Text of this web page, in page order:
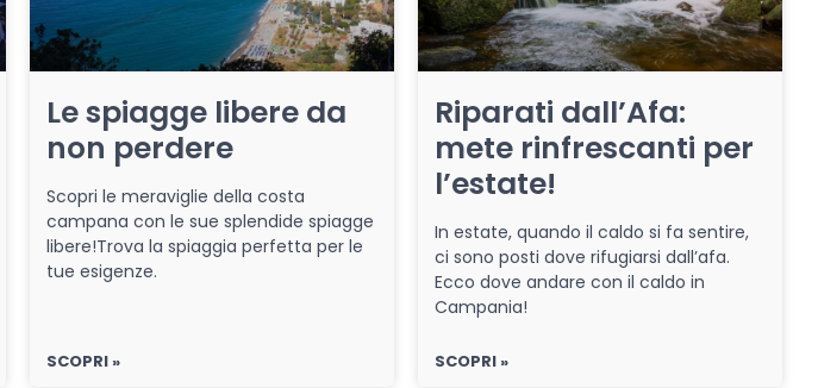
Le spiagge libere da
non perdere
Scopri le meraviglie della costa
campana con le sue splendide spiagge
libere!Trova la spiaggia perfetta per le
tue esigenze.
SCOPRI »
Riparati dall’Afa:
mete rinfrescanti per
l’estate!
In estate, quando il caldo si fa sentire,
ci sono posti dove rifugiarsi dall’afa.
Ecco dove andare con il caldo in
Campania!
SCOPRI »